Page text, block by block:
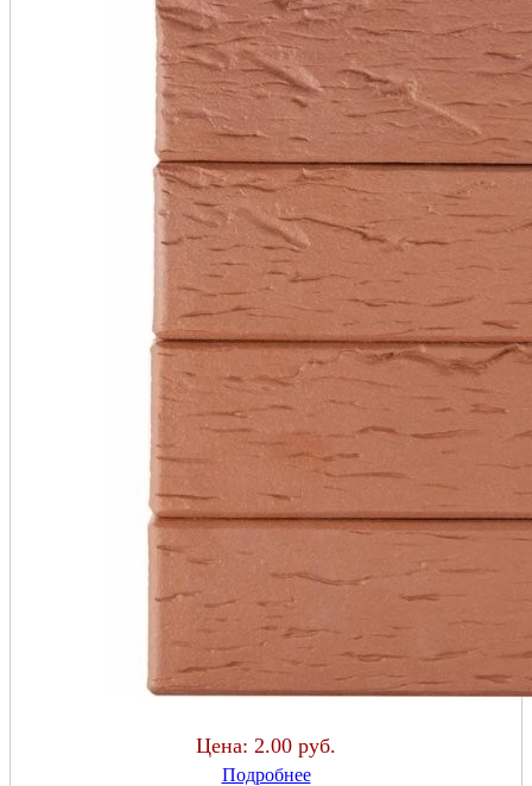
Цена: 2.00 руб.
Подробнее